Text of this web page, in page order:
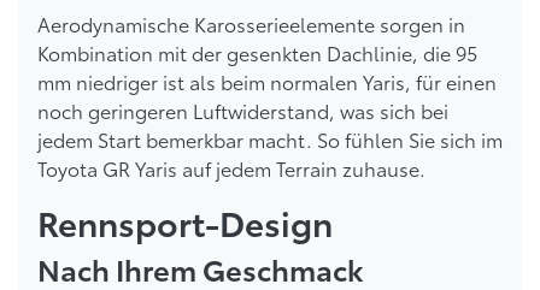
Aerodynamische Karosserieelemente sorgen in
Kombination mit der gesenkten Dachlinie, die 95
mm niedriger ist als beim normalen Yaris, für einen
noch geringeren Luftwiderstand, was sich bei
jedem Start bemerkbar macht. So fühlen Sie sich im
Toyota GR Yaris auf jedem Terrain zuhause.
Rennsport-Design
Nach Ihrem Geschmack